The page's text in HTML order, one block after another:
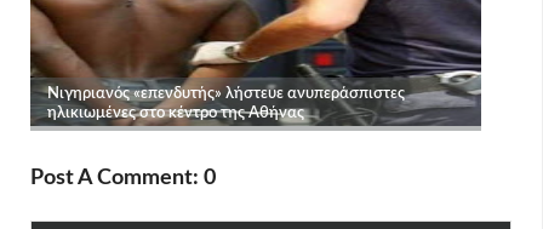
Post A Comment: 0